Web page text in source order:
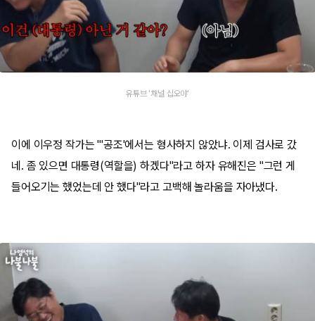
유튜브 '채널 십오야'
이에 이우정 작가는 "'공조'에서는 형사하지 않았냐. 이제 검사로 갔
네. 좀 있으면 대통령(역할을) 하겠다"라고 하자 유해진은 "그런 게
들어오기는 했었는데 안 했다"라고 고백해 놀라움을 자아냈다.